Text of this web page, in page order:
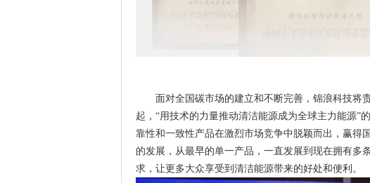
面对全国碳市场的建立和不断完善，锦浪科技将
起，“用技术的力量推动清洁能源成为全球主力能源”
靠性和一致性产品在激烈市场竞争中脱颖而出，赢得
的发展，从最早的单一产品，一直发展到现在拥有多
求，让更多大众享受到清洁能源带来的好处和便利。